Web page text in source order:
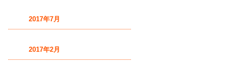
2017年7月
2017年2月